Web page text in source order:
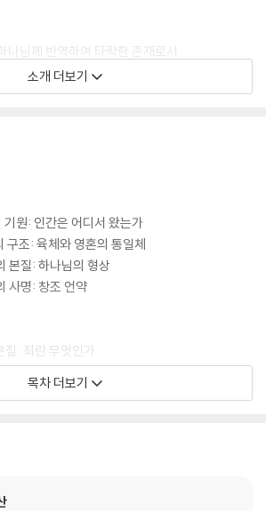
나님께 반역하여 타락한 존재로서
인간 본성 전부가 오염된
.
성자 예수님의 구원 성취와 성령 하나님의 구
인간 최고의 희망이며 복입니다.
을에서 백금산.김종두 드림
소개 더보기
원: 인간은 어디서 왔는가
조: 육체와 영혼의 통일체
본질: 하나님의 형상
사명: 창조 언약
: 죄란 무엇인가
원: 죄가 어떻게 시작되었는가
과: 아담의 죄가 초래한 결과는 무엇인가
: 일반 은혜
목차 더보기